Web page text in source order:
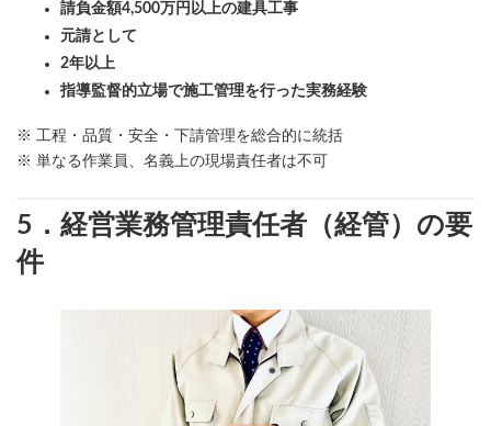
請負金額4,500万円以上の建具工事
元請として
2年以上
指導監督的立場で施工管理を行った実務経験
※ 工程・品質・安全・下請管理を総合的に統括
※ 単なる作業員、名義上の現場責任者は不可
5．経営業務管理責任者（経管）の要
件